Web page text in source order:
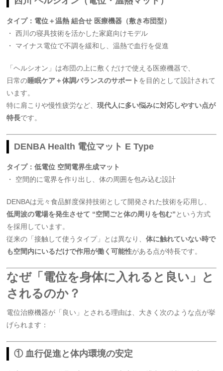
タイプ：電位＋温熱 組合せ 医療機器（敷き布団型）
・ 西川の寝具技術を活かした家庭向けモデル
・ マイナス電位で不調を緩和し、温熱で血行を促進
「ヘルシオン」は布団の上に敷くだけで使える医療機器で、
日常の睡眠ケア＋体調バランスのサポート を目的として設計されて
います。
特に肩こりや慢性疲労など、現代人に多い悩みに対応しやすい点が
特長です。
DENBA Health 電位マット E Type
タイプ：低電位 空間電界生成マット
・ 空間的に電界を作り出し、体の周囲を包み込む設計
DENBAは元々食品鮮度保持技術として開発された技術を応用し、
低周波の電場を発生させて “空間ごと体の周りを包む”という方式
を採用しています。
従来の「接触して使うタイプ」とは異なり、体に触れていない時で
も空間内にいるだけで作用が働く可能性がある点が特長です。
なぜ「電位を身体に入れると良い」と
されるのか？
電位治療機器が「良い」とされる理由は、大きく次のような点が挙
げられます：
① 血行促進と体内環境の安定